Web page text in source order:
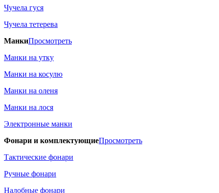
Чучела гуся
Чучела тетерева
МанкиПросмотреть
Манки на утку
Манки на косулю
Манки на оленя
Манки на лося
Электронные манки
Фонари и комплектующиеПросмотреть
Тактические фонари
Ручные фонари
Налобные фонари